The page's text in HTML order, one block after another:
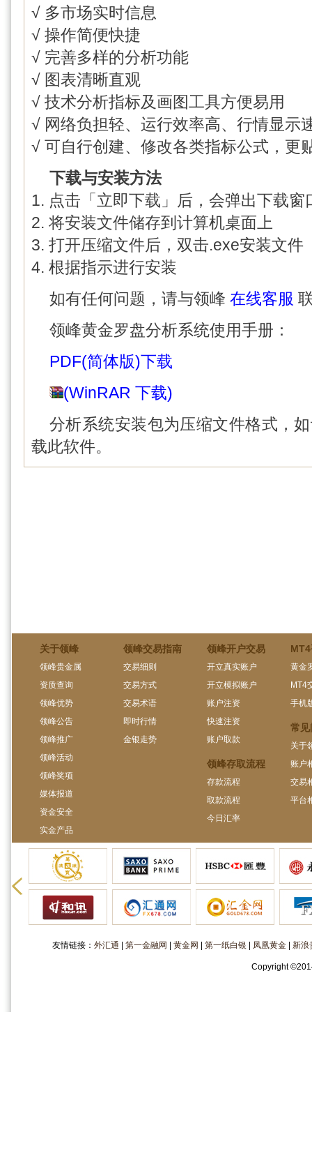
√ 多市场实时信息
√ 操作简便快捷
√ 完善多样的分析功能
√ 图表清晰直观
√ 技术分析指标及画图工具方便易用
√ 网络负担轻、运行效率高、行情显示
√ 可自行创建、修改各类指标公式，更
下载与安装方法
1. 点击「立即下载」后，会弹出下载窗
2. 将安装文件储存到计算机桌面上
3. 打开压缩文件后，双击.exe安装文件
4. 根据指示进行安装
如有任何问题，请与领峰 在线客服
领峰黄金罗盘分析系统使用手册：
PDF(简体版)下载
(WinRAR 下载)
分析系统安装包为压缩文件格式，
载此软件。
关于领峰
领峰贵金属
资质查询
领峰优势
领峰公告
领峰推广
领峰活动
领峰奖项
媒体报道
资金安全
实金产品
领峰交易指南
交易细则
交易方式
交易术语
即时行情
金银走势
领峰开户交易
开立真实账户
开立模拟账户
账户注资
快速注资
账户取款
领峰存取流程
存款流程
取款流程
今日汇率
黄金
MT4
手机
常见
关于
账户
交易
平台
友情链接： 外汇通 第一金融网 黄金网 第一纸白银 凤凰黄金 新浪
Copyright©